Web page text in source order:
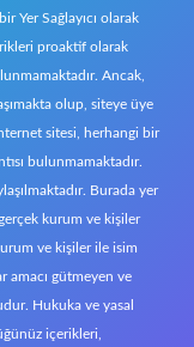
Yer Sağlayıcı olarak
proaktif olarak
Ancak,
olup, siteye üye
sitesi, herhangi bir
bulunmamaktadır.
Burada yer
kurum ve kişiler
ve kişiler ile isim
amacı gütmeyen ve
Hukuka ve yasal
içerikleri,